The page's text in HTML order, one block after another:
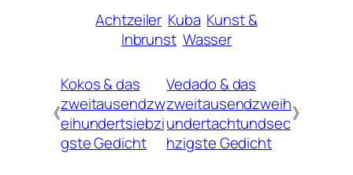
Achtzeiler Kuba Kunst &
Inbrunst Wasser
《
Kokos & das
zweitausendzw
eihundertsiebzi
gste Gedicht
Vedado & das
zweitausendzweih
undertachtundsec
hzigste Gedicht
》